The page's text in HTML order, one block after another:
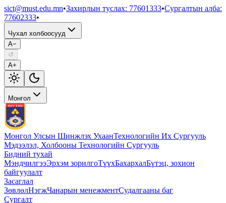
sict@must.edu.mn•Захирлын туслах: 77601333•Сургалтын алба:
77602333•
Чухал холбоосууд
A−
↺
A+
Монгол
Монгол Улсын Шинжлэх УхаанТехнологийн Их Сургууль
Мэдээлэл, Холбооны Технологийн Сургууль
Бидний тухай
МэндчилгээЭрхэм зорилгоТүүхБахархалБүтэц, зохион
байгуулалт
Засаглал
ЗөвлөлНэгжЧанарын менежментСудалгааны баг
Сургалт